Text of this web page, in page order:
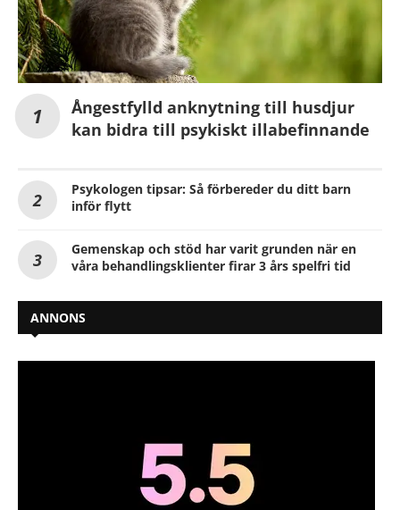
Ångestfylld anknytning till husdjur
kan bidra till psykiskt illabefinnande
Psykologen tipsar: Så förbereder du ditt barn
inför flytt
Gemenskap och stöd har varit grunden när en
våra behandlingsklienter firar 3 års spelfri tid
ANNONS